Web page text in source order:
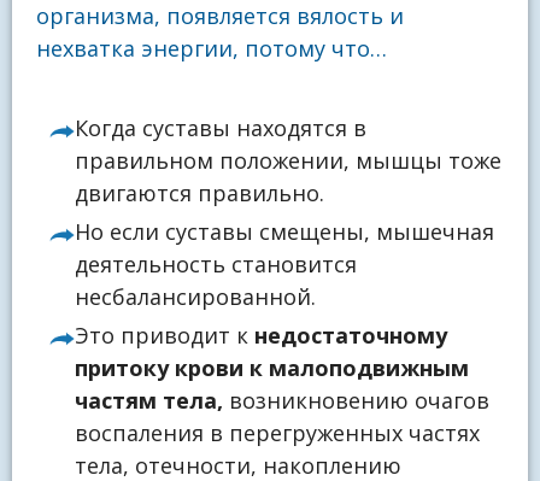
организма, появляется вялость и
нехватка энергии, потому что…
Когда суставы находятся в
правильном положении, мышцы тоже
двигаются правильно.
Но если суставы смещены, мышечная
деятельность становится
несбалансированной.
Это приводит к недостаточному
притоку крови к малоподвижным
частям тела, возникновению очагов
воспаления в перегруженных частях
тела, отечности, накоплению